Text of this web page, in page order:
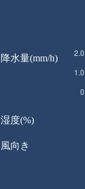
降水量(mm/h)
湿度(%)
風向き